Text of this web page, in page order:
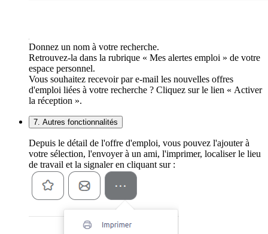
Donnez un nom à votre recherche.
Retrouvez-la dans la rubrique « Mes alertes emploi » de votre
espace personnel.
Vous souhaitez recevoir par e-mail les nouvelles offres
d'emploi liées à votre recherche ? Cliquez sur le lien « Activer
la réception ».
7. Autres fonctionnalités
Depuis le détail de l'offre d'emploi, vous pouvez l'ajouter à
votre sélection, l'envoyer à un ami, l'imprimer, localiser le lieu
de travail et la signaler en cliquant sur :